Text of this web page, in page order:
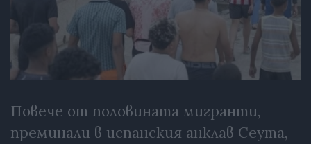
Повече от половината мигранти,
преминали в испанския анклав Сеута,